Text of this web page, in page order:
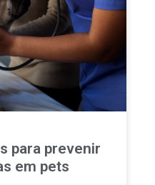
para prevenir
em pets